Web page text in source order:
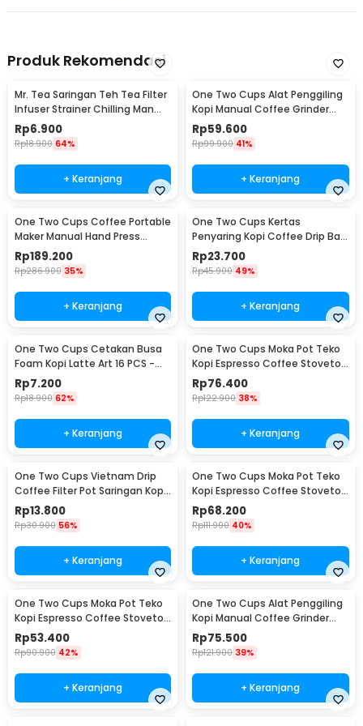
Produk Rekomendasi
Mr. Tea Saringan Teh Tea Filter
Infuser Strainer Chilling Man
Silicon - MR03
Rp6.900
Rp18.900 64%
+ Keranjang
One Two Cups Alat Penggiling
Kopi Manual Coffee Grinder
Portable - WFCG9800
Rp59.600
Rp99.900 41%
+ Keranjang
One Two Cups Coffee Portable
Maker Manual Hand Press
Espresso 300ml - T35066
Rp189.200
Rp286.900 35%
+ Keranjang
One Two Cups Kertas
Penyaring Kopi Coffee Drip Bag
Paper Filter 50PCS - T111
Rp23.700
Rp45.900 49%
+ Keranjang
One Two Cups Cetakan Busa
Foam Kopi Latte Art 16 PCS -
JJYE01
Rp7.200
Rp18.900 62%
+ Keranjang
One Two Cups Moka Pot Teko
Kopi Espresso Coffee Stovetop
6 Cup 300ml - Z20
Rp76.400
Rp122.900 38%
+ Keranjang
One Two Cups Vietnam Drip
Coffee Filter Pot Saringan Kopi
180ml 8Q - LC1
Rp13.800
Rp30.900 56%
+ Keranjang
One Two Cups Moka Pot Teko
Kopi Espresso Coffee Stovetop
4 Cup 200ml - Z20
Rp68.200
Rp111.900 40%
+ Keranjang
One Two Cups Moka Pot Teko
Kopi Espresso Coffee Stovetop
2 Cup 100ml - Z20
Rp53.400
Rp90.900 42%
+ Keranjang
One Two Cups Alat Penggiling
Kopi Manual Coffee Grinder
Wood - 16290
Rp75.500
Rp121.900 39%
+ Keranjang